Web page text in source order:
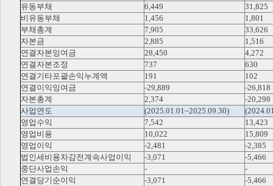
유동부채
6,449
31,825
비유동부채
1,456
1,801
부채총계
7,905
33,626
자본금
2,885
1,516
연결자본잉여금
28,450
4,272
연결자본조정
737
630
연결기타포괄손익누계액
191
102
연결이익잉여금
-29,889
-26,818
자본총계
2,374
-20,298
사업연도
(2025.01.01~2025.09.30)
영업수익
7,542
13,423
영업비용
10,022
15,809
영업이익
-2,481
-2,385
법인세비용차감전계속사업이익
-3,071
-5,466
중단사업손익
-
-
연결당기순이익
-3,071
-5,466